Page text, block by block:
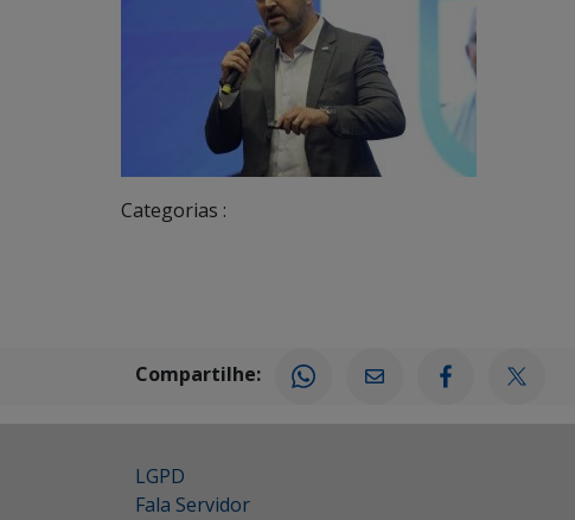
Categorias :
Compartilhe:
LGPD
Fala Servidor